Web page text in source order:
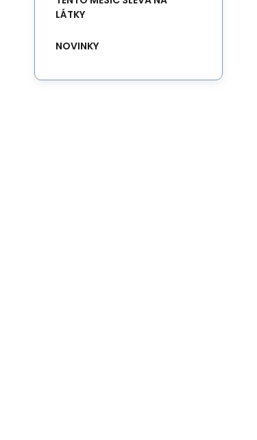
LÁTKY
NOVINKY